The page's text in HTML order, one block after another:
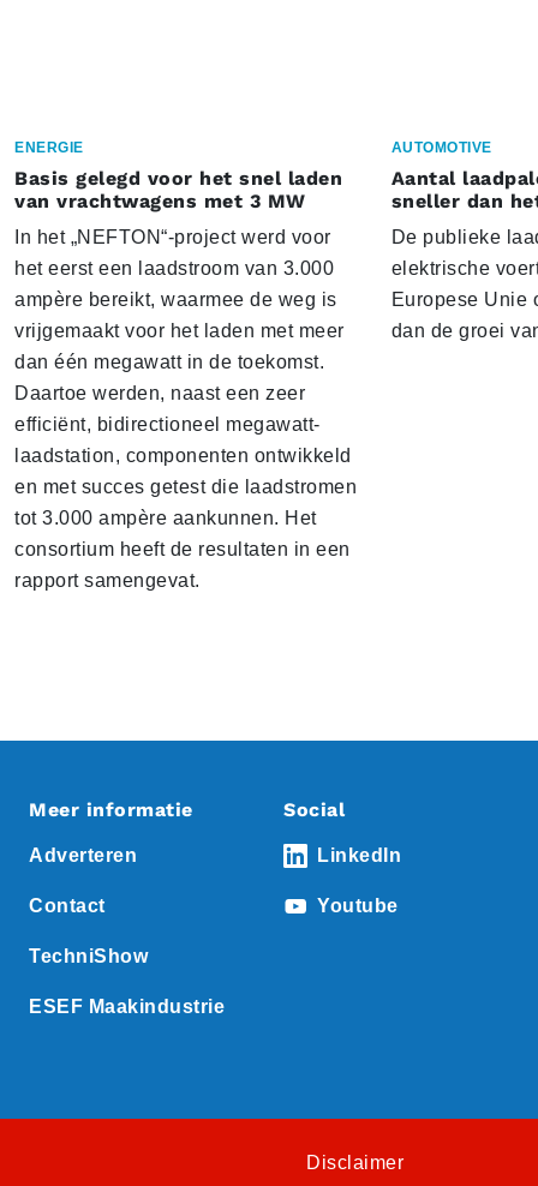
ENERGIE
Basis gelegd voor het snel laden
van vrachtwagens met 3 MW
In het „NEFTON“-project werd voor
het eerst een laadstroom van 3.000
ampère bereikt, waarmee de weg is
vrijgemaakt voor het laden met meer
dan één megawatt in de toekomst.
Daartoe werden, naast een zeer
efficiënt, bidirectioneel megawatt-
laadstation, componenten ontwikkeld
en met succes getest die laadstromen
tot 3.000 ampère aankunnen. Het
consortium heeft de resultaten in een
rapport samengevat.
AUTOMOTIVE
Aantal
sneller dan
De publieke
elektrische
Europese Unie
dan de groei
Meer informatie
Adverteren
Contact
TechniShow
ESEF Maakindustrie
Social
LinkedIn
Youtube
Disclaimer